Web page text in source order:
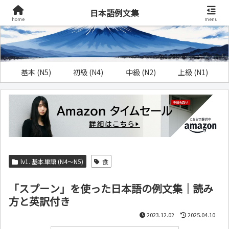
基本 (N5) 初級 (N4) 中級 (N2) 上級 (N1)
lv1. 基本単語 (N4～N5) 食
「スプーン」を使った日本語の例文集｜読み
方と英訳付き
2023.12.02 2025.04.10
home
日本語例文集
menu